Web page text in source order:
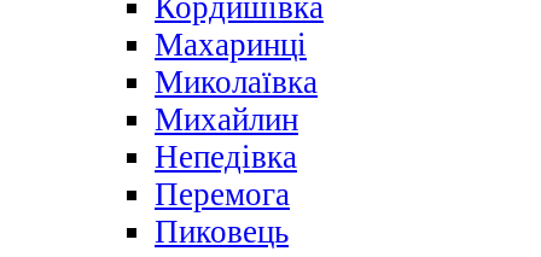
Кордишівка
Махаринці
Миколаївка
Михайлин
Непедівка
Перемога
Пиковець